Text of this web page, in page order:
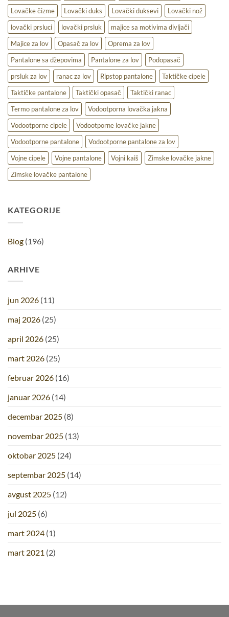
Lovačke čizme Lovački duks Lovački duksevi
Lovački nož
lovački prsluci
lovački prsluk
majice sa motivima divljači
Majice za lov
Opasač za lov
Oprema za lov
Pantalone sa džepovima
Pantalone za lov
Podopasač
prsluk za lov
ranac za lov Ripstop pantalone
Taktičke cipele
Taktičke pantalone
Taktički opasač
Taktički ranac
Termo pantalone za lov
Vodootporna lovačka jakna
Vodootporne cipele
Vodootporne lovačke jakne
Vodootporne pantalone
Vodootporne pantalone za lov
Vojne cipele
Vojne pantalone Vojni kaiš
Zimske lovačke jakne
Zimske lovačke pantalone
KATEGORIJE
Blog (196)
ARHIVE
jun 2026 (11)
maj 2026 (25)
april 2026 (25)
mart 2026 (25)
februar 2026 (16)
januar 2026 (14)
decembar 2025 (8)
novembar 2025 (13)
oktobar 2025 (24)
septembar 2025 (14)
avgust 2025 (12)
jul 2025 (6)
mart 2024 (1)
mart 2021 (2)